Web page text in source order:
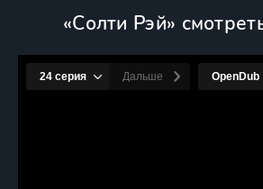
«Солти Рэй»